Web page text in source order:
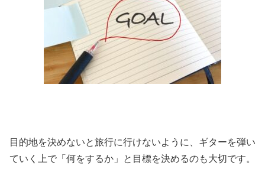
目的地を決めないと旅行に行けないように、ギターを弾い
ていく上で「何をするか」と目標を決めるのも大切です。